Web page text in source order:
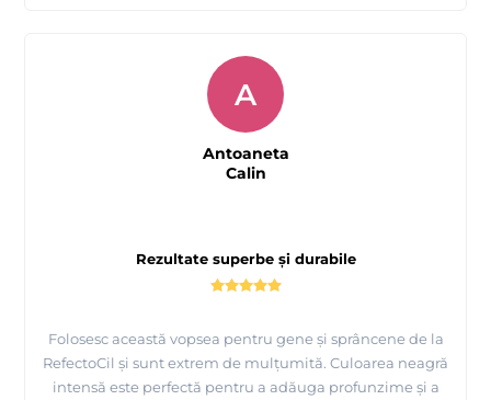
Rezultate superbe și durabile
Folosesc această vopsea pentru gene și sprâncene de la
RefectoCil și sunt extrem de mulțumită. Culoarea neagră
intensă este perfectă pentru a adăuga profunzime și a
A
Antoaneta
Calin